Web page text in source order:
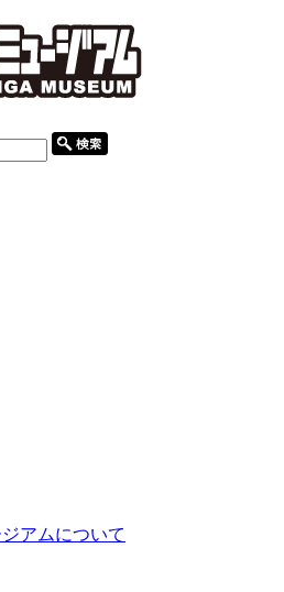
アムについて